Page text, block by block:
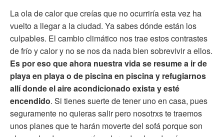
La ola de calor que creías que no ocurriría esta vez ha
vuelto a llegar a la ciudad. Ya sabes dónde están los
culpables. El cambio climático nos trae estos contrastes
de frío y calor y no se nos da nada bien sobrevivir a ellos.
Es por eso que ahora nuestra vida se resume a ir de
playa en playa o de piscina en piscina y refugiarnos
allí donde el aire acondicionado exista y esté
encendido. Si tienes suerte de tener uno en casa, pues
seguramente no quieras salir pero nosotrxs te traemos
unos planes que te harán moverte del sofá porque son